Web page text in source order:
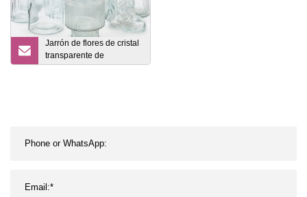
Jarrón de flores de cristal
transparente de
diferentes tipos de alta